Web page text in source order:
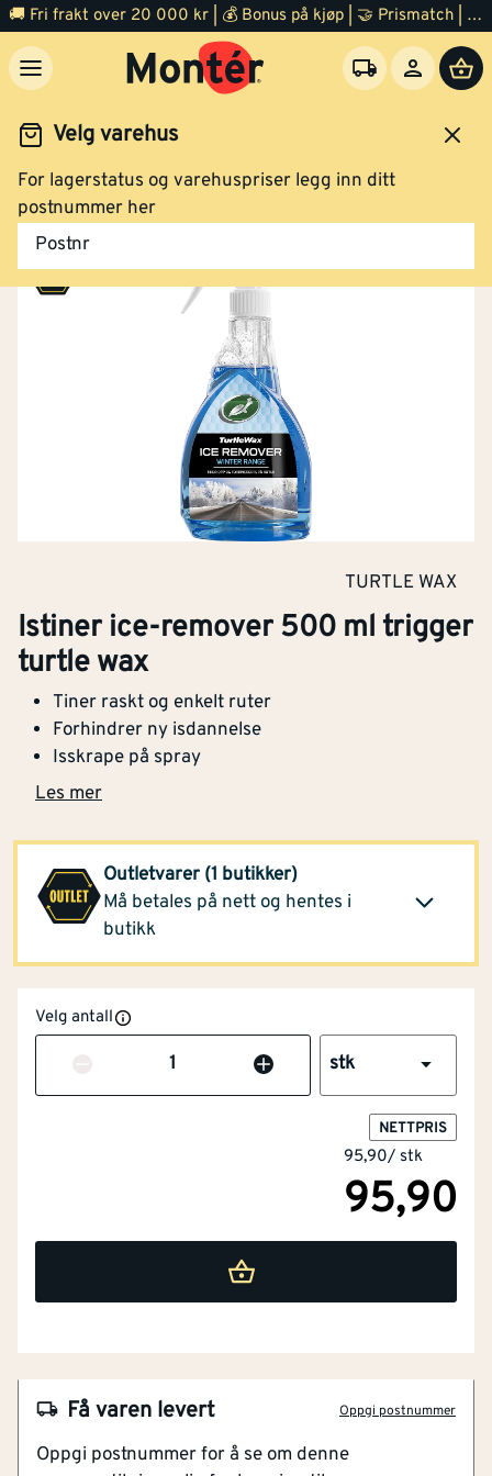
🚚 Fri frakt over 20 000 kr | 💰 Bonus på kjøp | 🤝 Prismatch | ⭐ 100% fornøyd garanti | 🏪 140 byggevarehus
Velg varehus
For lagerstatus og varehuspriser legg inn ditt
postnummer her
Postnr
Outlet diverse
TURTLE WAX
Istiner ice-remover 500 ml trigger
turtle wax
Tiner raskt og enkelt ruter
Forhindrer ny isdannelse
Isskrape på spray
Les mer
Outletvarer (1 butikker)
Må betales på nett og hentes i
butikk
Montér Karmøy
(31 stk)
Opprinnelig pris 95,90
Klikk og hent
Velg antall
Antall stk
NETTPRIS
95,90/ stk
95,90
Få varen levert Oppgi postnummer
Oppgi postnummer for å se om denne
Forhindrer ny isdannelse
Kan også fjerne dugg på innsiden